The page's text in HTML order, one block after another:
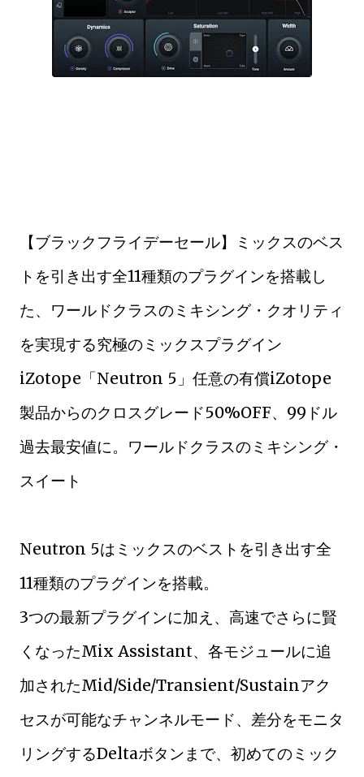
【ブラックフライデーセール】ミックスのベス
トを引き出す全11種類のプラグインを搭載し
た、ワールドクラスのミキシング・クオリティ
を実現する究極のミックスプラグイン
iZotope「Neutron 5」任意の有償iZotope
製品からのクロスグレード50%OFF、99ドル
過去最安値に。ワールドクラスのミキシング・
スイート
Neutron 5はミックスのベストを引き出す全
11種類のプラグインを搭載。
3つの最新プラグインに加え、高速でさらに賢
くなったMix Assistant、各モジュールに追
加されたMid/Side/Transient/Sustainアク
セスが可能なチャンネルモード、差分をモニタ
リングするDeltaボタンまで、初めてのミック